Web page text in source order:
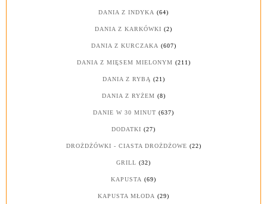
DANIA Z INDYKA (64)
DANIA Z KARKÓWKI (2)
DANIA Z KURCZAKA (607)
DANIA Z MIĘSEM MIELONYM (211)
DANIA Z RYBĄ (21)
DANIA Z RYŻEM (8)
DANIE W 30 MINUT (637)
DODATKI (27)
DROŻDŻÓWKI - CIASTA DROŻDŻOWE (22)
GRILL (32)
KAPUSTA (69)
KAPUSTA MŁODA (29)